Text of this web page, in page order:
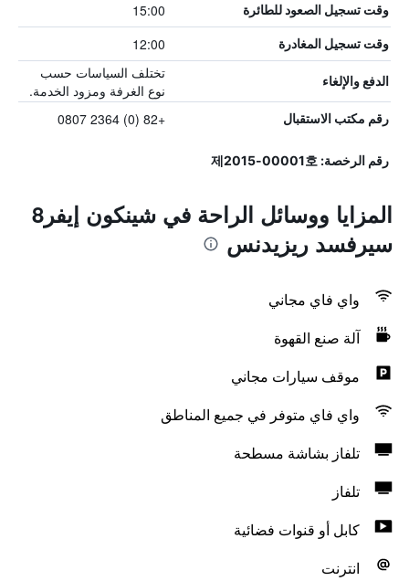
وقت تسجيل الصعود للطائرة 15:00
وقت تسجيل المغادرة 12:00
الدفع والإلغاء
تختلف السياسات حسب
نوع الغرفة ومزود الخدمة.
رقم مكتب الاستقبال +82 (0) 2364 0807
رقم الرخصة: 제2015-00001호
المزايا ووسائل الراحة في شينكون إيفر8
سيرفسد ريزيدنس
واي فاي مجاني
آلة صنع القهوة
موقف سيارات مجاني
واي فاي متوفر في جميع المناطق
تلفاز بشاشة مسطحة
تلفاز
كابل أو قنوات فضائية
انترنت